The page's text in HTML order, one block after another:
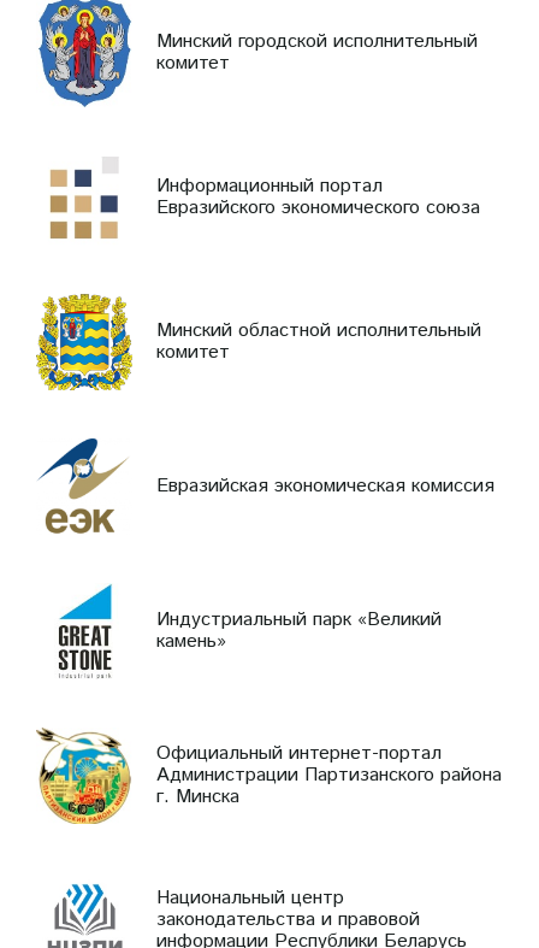
Минский городской исполнительный
комитет
Информационный портал
Евразийского экономического союза
Минский областной исполнительный
комитет
Евразийская экономическая комиссия
Индустриальный парк «Великий
камень»
Официальный интернет-портал
Администрации Партизанского района
г. Минска
Национальный центр
законодательства и правовой
информации Республики Беларусь